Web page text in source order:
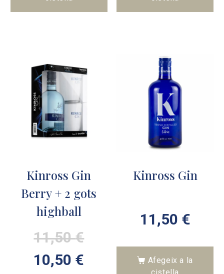
Kinross Gin
Berry + 2 gots
highball
11,50€
10,50 €
Kinross Gin
11,50 €
Afegeix a la